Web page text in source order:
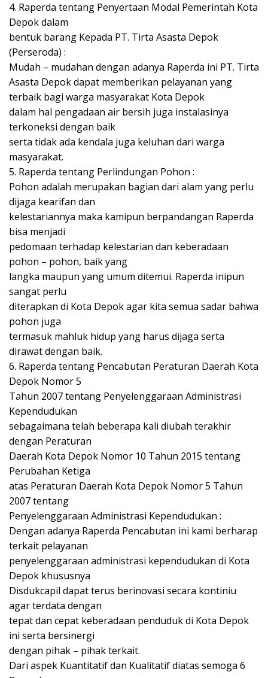
4. Raperda tentang Penyertaan Modal Pemerintah Kota
Depok dalam
bentuk barang Kepada PT. Tirta Asasta Depok
(Perseroda) :
Mudah – mudahan dengan adanya Raperda ini PT. Tirta
Asasta Depok dapat memberikan pelayanan yang
terbaik bagi warga masyarakat Kota Depok
dalam hal pengadaan air bersih juga instalasinya
terkoneksi dengan baik
serta tidak ada kendala juga keluhan dari warga
masyarakat.
5. Raperda tentang Perlindungan Pohon :
Pohon adalah merupakan bagian dari alam yang perlu
dijaga kearifan dan
kelestariannya maka kamipun berpandangan Raperda
bisa menjadi
pedomaan terhadap kelestarian dan keberadaan
pohon – pohon, baik yang
langka maupun yang umum ditemui. Raperda inipun
sangat perlu
diterapkan di Kota Depok agar kita semua sadar bahwa
pohon juga
termasuk mahluk hidup yang harus dijaga serta
dirawat dengan baik.
6. Raperda tentang Pencabutan Peraturan Daerah Kota
Depok Nomor 5
Tahun 2007 tentang Penyelenggaraan Administrasi
Kependudukan
sebagaimana telah beberapa kali diubah terakhir
dengan Peraturan
Daerah Kota Depok Nomor 10 Tahun 2015 tentang
Perubahan Ketiga
atas Peraturan Daerah Kota Depok Nomor 5 Tahun
2007 tentang
Penyelenggaraan Administrasi Kependudukan :
Dengan adanya Raperda Pencabutan ini kami berharap
terkait pelayanan
penyelenggaraan administrasi kependudukan di Kota
Depok khususnya
Disdukcapil dapat terus berinovasi secara kontiniu
agar terdata dengan
tepat dan cepat keberadaan penduduk di Kota Depok
ini serta bersinergi
dengan pihak – pihak terkait.
Dari aspek Kuantitatif dan Kualitatif diatas semoga 6